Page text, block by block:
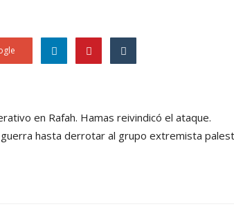
en Rafah. Hamas reivindicó el ataque.
hasta derrotar al grupo extremista